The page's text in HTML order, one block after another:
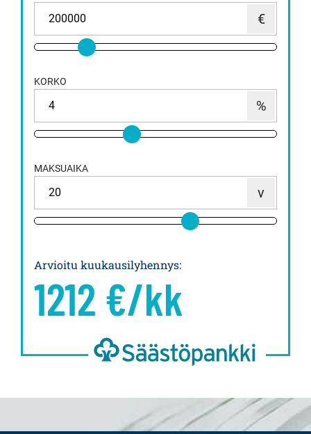
KORKO
MAKSUAIKA
Arvioitu kuukausilyhennys:
1212 €/kk